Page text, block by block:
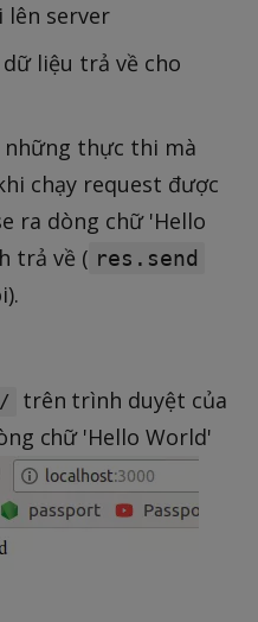
server
liệu trả về cho
thực thi mà
chạy request được
ra dòng chữ 'Hello
trả về ( res.send
trên trình duyệt của
chữ 'Hello World'